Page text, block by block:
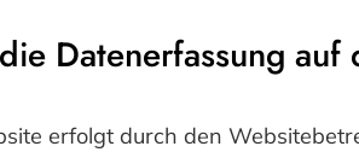
Datenerfassung auf
erfolgt durch den